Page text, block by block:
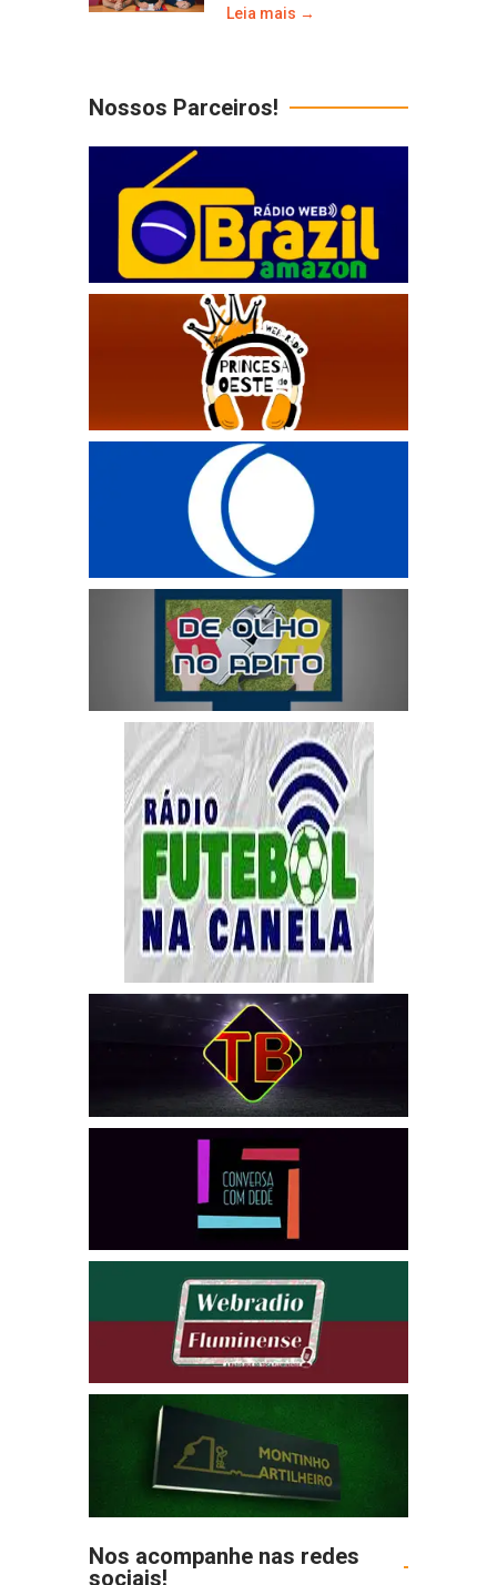
Leia mais →
Nossos Parceiros!
Nos acompanhe nas redes
sociais!